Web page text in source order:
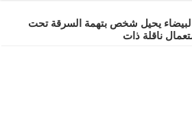
يحيل شخص بتهمة السرقة تحت
ناقلة ذات